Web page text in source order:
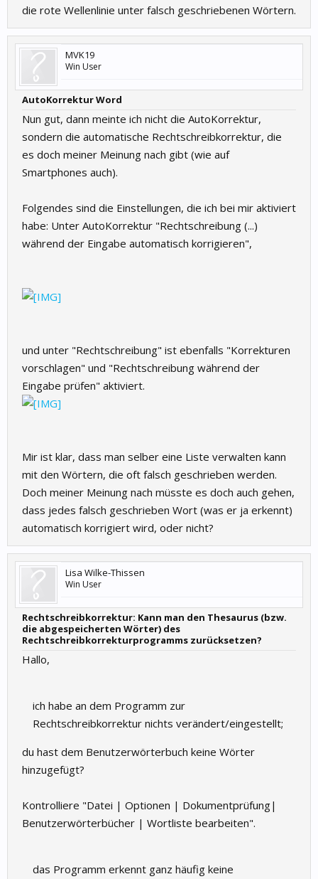
die rote Wellenlinie unter falsch geschriebenen Wörtern.
MVK19
Win User
AutoKorrektur Word
Nun gut, dann meinte ich nicht die AutoKorrektur,
sondern die automatische Rechtschreibkorrektur, die
es doch meiner Meinung nach gibt (wie auf
Smartphones auch).
Folgendes sind die Einstellungen, die ich bei mir aktiviert
habe: Unter AutoKorrektur "Rechtschreibung (...)
während der Eingabe automatisch korrigieren",
und unter "Rechtschreibung" ist ebenfalls "Korrekturen
vorschlagen" und "Rechtschreibung während der
Eingabe prüfen" aktiviert.
Mir ist klar, dass man selber eine Liste verwalten kann
mit den Wörtern, die oft falsch geschrieben werden.
Doch meiner Meinung nach müsste es doch auch gehen,
dass jedes falsch geschrieben Wort (was er ja erkennt)
automatisch korrigiert wird, oder nicht?
Lisa Wilke-Thissen
Win User
Rechtschreibkorrektur: Kann man den Thesaurus (bzw.
die abgespeicherten Wörter) des
Rechtschreibkorrekturprogramms zurücksetzen?
Hallo,
ich habe an dem Programm zur
Rechtschreibkorrektur nichts verändert/eingestellt;
du hast dem Benutzerwörterbuch keine Wörter
hinzugefügt?
Kontrolliere "Datei | Optionen | Dokumentprüfung|
Benutzerwörterbücher | Wortliste bearbeiten".
das Programm erkennt ganz häufig keine